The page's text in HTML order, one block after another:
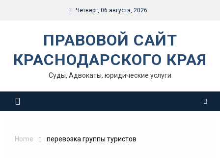
Четверг, 06 августа, 2026
ПРАВОВОЙ САЙТ
КРАСНОДАРСКОГО КРАЯ
Суды, Адвокаты, юридические услуги
Home перевозка группы туристов